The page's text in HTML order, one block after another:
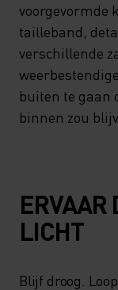
voorgevormde
tailleband,
verschillende
buiten te gaan
binnen zou
ERVAAR
LICHT
Blijf droog.